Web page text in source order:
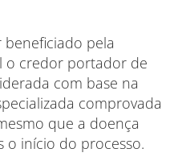
beneficiado pela
o credor portador de
com base na
comprovada
que a doença
o início do processo.